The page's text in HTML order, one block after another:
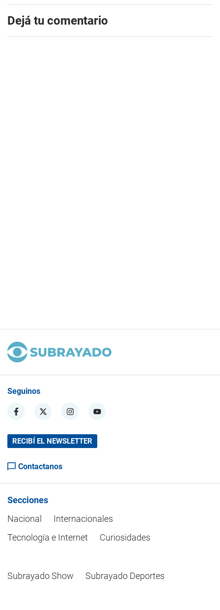
Dejá tu comentario
Seguinos
RECIBÍ EL NEWSLETTER
Contactanos
Secciones
Nacional
Internacionales
Tecnología e Internet
Curiosidades
Subrayado Show Subrayado Deportes